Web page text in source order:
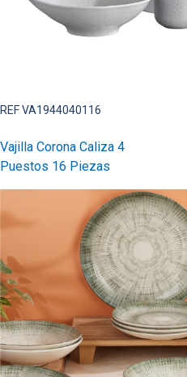
REF VA1944040116
Vajilla Corona Caliza 4
Puestos 16 Piezas